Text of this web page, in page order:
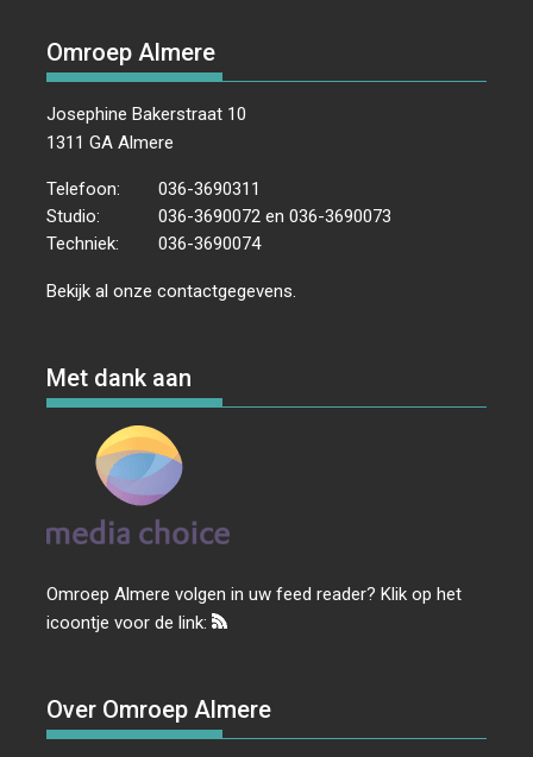
Omroep Almere
Josephine Bakerstraat 10
1311 GA Almere
Telefoon:
036-3690311
Studio:
036-3690072 en 036-3690073
Techniek:
036-3690074
Bekijk al onzecontactgegevens
Met dank aan
Omroep Almere volgen in uw feed reader? Klik op het
icoontje voor de link:
Over Omroep Almere